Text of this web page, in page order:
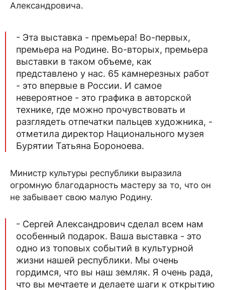
Александровича.
- Эта выставка - премьера! Во-первых,
премьера на Родине. Во-вторых, премьера
выставки в таком объеме, как
представлено у нас. 65 камнерезных работ
- это впервые в России. И самое
невероятное - это графика в авторской
технике, где можно прочувствовать и
разглядеть отпечатки пальцев художника, -
отметила директор Национального музея
Бурятии Татьяна Бороноева.
Министр культуры республики выразила
огромную благодарность мастеру за то, что он
не забывает свою малую Родину.
- Сергей Александрович сделал всем нам
особенный подарок. Ваша выставка - это
одно из топовых событий в культурной
жизни нашей республики. Мы очень
гордимся, что вы наш земляк. Я очень рада,
что вы мечтаете и делаете шаги к открытию